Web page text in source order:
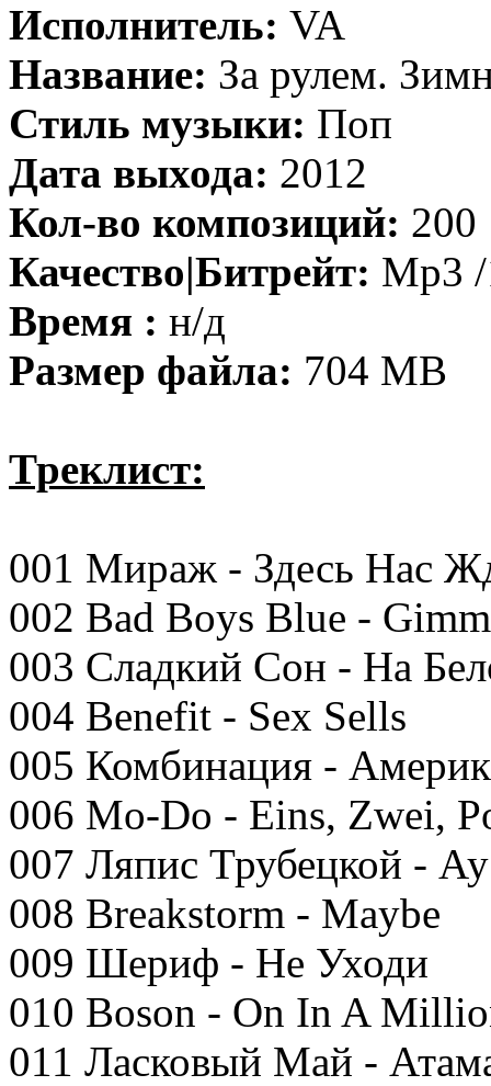
Исполнитель: VA
Название: За рулем.
Стиль музыки: Поп
Дата выхода: 2012
Кол-во композиций: 200
Качество|Битрейт: Mp3
Время : н/д
Размер файла: 704 MB
Треклист:
001 Мираж - Здесь Нас
002 Bad Boys Blue -
003 Сладкий Сон - На
004 Benefit - Sex Sells
005 Комбинация -
006 Mo-Do - Eins, Zwei,
007 Ляпис Трубецкой -
008 Breakstorm - Maybe
009 Шериф - Не Уходи
010 Boson - On In A
011 Ласковый Май -